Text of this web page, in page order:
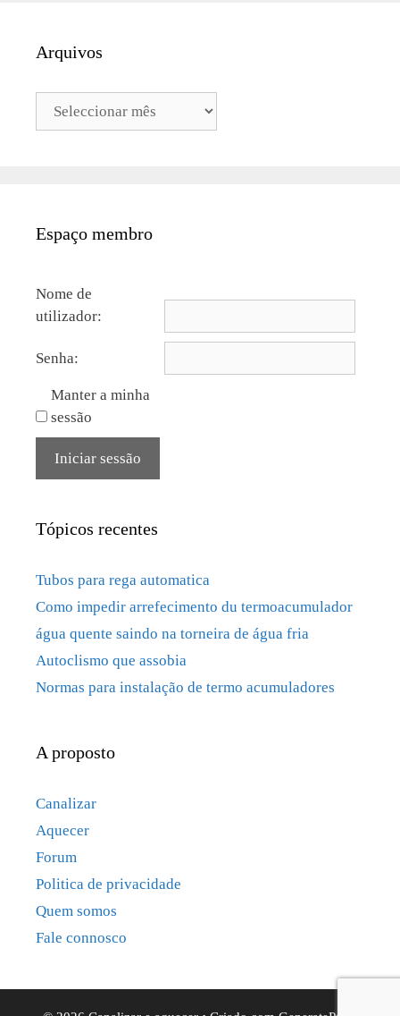
Arquivos
Arquivos
Espaço membro
Nome de
utilizador:
Senha:
Manter a minha
sessão
Iniciar sessão
Tópicos recentes
Tubos para rega automatica
Como impedir arrefecimento du termoacumulador
água quente saindo na torneira de água fria
Autoclismo que assobia
Normas para instalação de termo acumuladores
A proposto
Canalizar
Aquecer
Forum
Politica de privacidade
Quem somos
Fale connosco